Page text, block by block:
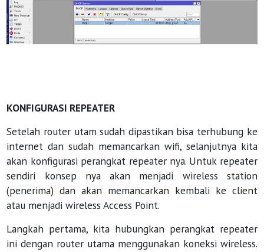
KONFIGURASI REPEATER
Setelah router utam sudah dipastikan bisa terhubung ke
internet dan sudah memancarkan wifi, selanjutnya kita
akan konfigurasi perangkat repeater nya. Untuk repeater
sendiri konsep nya akan menjadi wireless station
(penerima) dan akan memancarkan kembali ke client
atau menjadi wireless Access Point.
Langkah pertama, kita hubungkan perangkat repeater
ini dengan router utama menggunakan koneksi wireless.